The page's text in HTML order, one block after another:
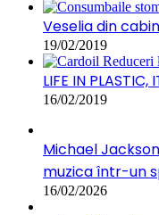
Veselia din
19/02/2019
LIFE IN PLASTIC,
16/02/2019
Michael
muzica într-un
16/02/2026